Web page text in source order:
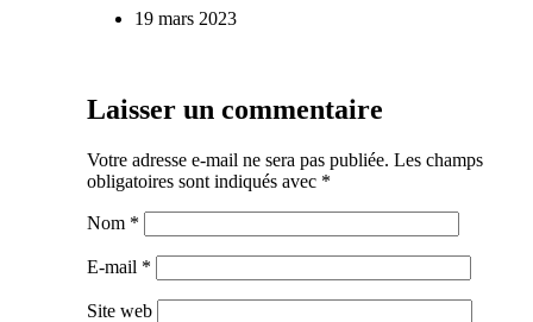
19 mars 2023
Laisser un commentaire
Votre adresse e-mail ne sera pas publiée. Les champs
obligatoires sont indiqués avec *
Nom *
E-mail *
Site web